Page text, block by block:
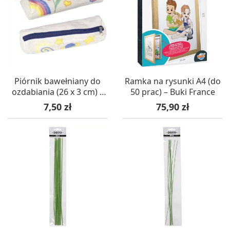
Piórnik bawełniany do
ozdabiania (26 x 3 cm) –
Goki
Cena
7,50 zł
Ramka na rysunki A4 (do
50 prac) – Buki France
Cena
75,90 zł